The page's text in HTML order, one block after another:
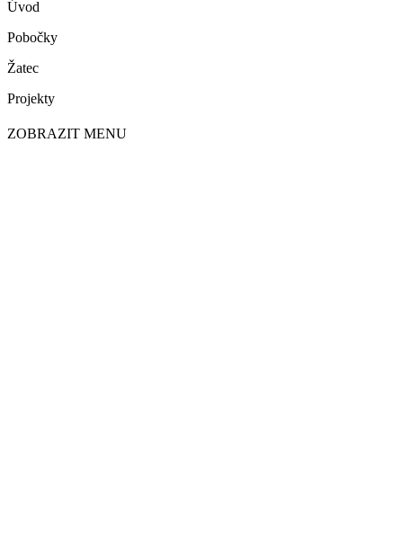
Úvod
Pobočky
Žatec
Projekty
ZOBRAZIT MENU